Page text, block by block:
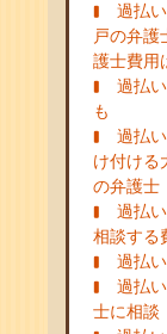
過払
戸の弁護
護士費用
過払
も
過払
け付ける
の弁護士
過払
相談する
過払
過払
士に相談